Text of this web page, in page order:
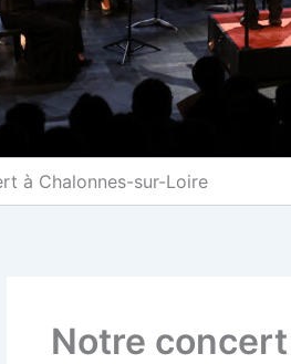
à Chalonnes-sur-Loire
Notre